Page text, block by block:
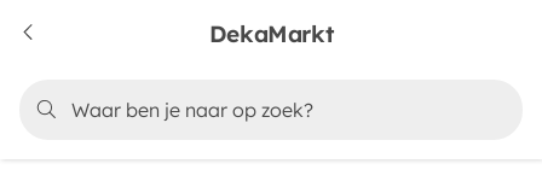
DekaMarkt